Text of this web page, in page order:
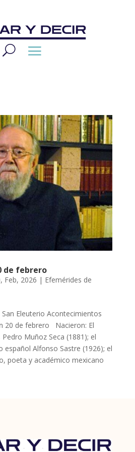
de febrero
Feb, 2026 | Efemérides de
Eleuterio Acontecimientos
20 de febrero Nacieron: El
Muñoz Seca (1881); el
español Alfonso Sastre (1926); el
poeta y académico mexicano